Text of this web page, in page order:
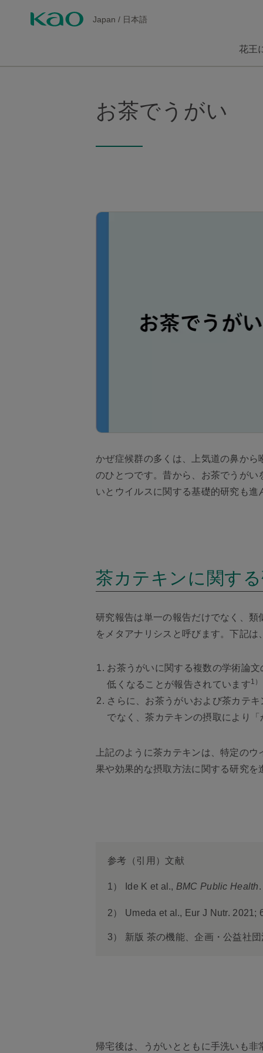
Japan / 日本語
花王
お茶でうがい
かぜ症候群の多くは、上気道の鼻か
のひとつです。昔から、お茶でうが
いとウイルスに関する基礎的研究も
茶カテキンに関す
研究報告は単一の報告だけでなく、
をメタアナリシスと呼びます。下記
お茶うがいに関する複数の学術論
低くなることが報告されています1）
さらに、お茶うがいおよび茶カテ
でなく、茶カテキンの摂取により
上記のように茶カテキンは、特定の
果や効果的な摂取方法に関する研究を
参考（引用）文献
1） Ide K et al., BMC Public Health
2） Umeda et al., Eur J Nutr. 2021;
3） 新版 茶の機能、企画・公益社
帰宅後は、うがいとともに手洗いも